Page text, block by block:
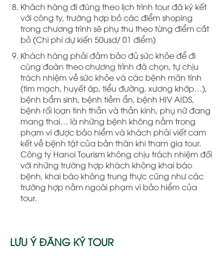
Khách hàng đi đúng theo lịch trình tour đã ký kết
với công ty, trường hợp bỏ các điểm shoping
trong chương trình sẽ phụ thu theo từng điểm cắt
bỏ (Chi phí dự kiến 50usd/ 01 điểm)
Khách hàng phải đảm bảo đủ sức khỏe để đi
cùng đoàn theo chương trình đã chọn, tự chịu
trách nhiệm về sức khỏe và các bệnh mãn tính
(tim mạch, huyết áp, tiểu đường, xương khớp…),
bệnh bẩm sinh, bệnh tiềm ẩn, bệnh HIV AIDS,
bệnh rối loạn tinh thần và thần kinh, phụ nữ đang
mang thai… là những bệnh không nằm trong
phạm vi được bảo hiểm và khách phải viết cam
kết về bệnh tật của bản thân khi tham gia tour.
Công ty Hanoi Tourism không chịu trách nhiệm đối
với những trường hợp khách không khai báo
bệnh, khai báo không trung thực cũng như các
trường hợp nằm ngoài phạm vi bảo hiểm của
tour.
LƯU Ý ĐĂNG KÝ TOUR